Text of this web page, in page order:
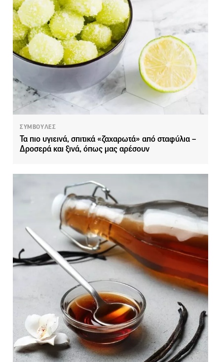
ΣΥΜΒΟΥΛΕΣ
Τα πιο υγιεινά, σπιτικά «ζαχαρωτά» από σταφύλια –
Δροσερά και ξινά, όπως μας αρέσουν